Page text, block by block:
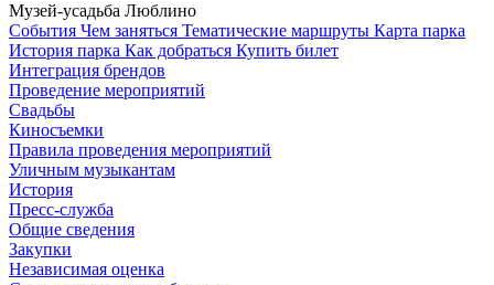
Музей-усадьба Люблино
Cобытия Чем заняться Тематические маршруты Карта парка
История парка Как добраться Купить билет
Интеграция брендов
Проведение мероприятий
Свадьбы
Киносъемки
Правила проведения мероприятий
Уличным музыкантам
История
Пресс-служба
Общие сведения
Закупки
Независимая оценка